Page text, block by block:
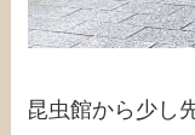
昆虫館から少し